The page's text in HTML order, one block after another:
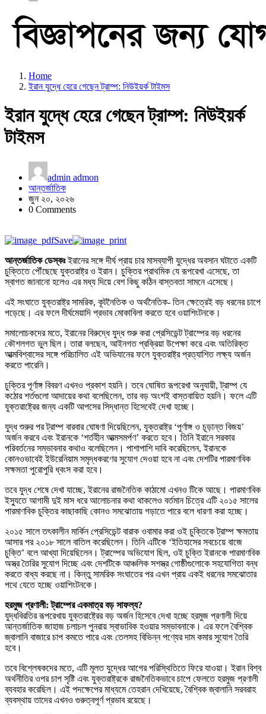
Home
ইরান যুদ্ধে হেরে গেছেন ট্রাম্প: নিউইয়র্ক টাইমস
ইরান যুদ্ধে হেরে গেছেন ট্রাম্প: নিউইয়র্ক
টাইমস
admin admon
আন্তর্জাতিক
জুন ২০, ২০২৬
0 Comments
Save
আন্তর্জাতিক ডেস্কঃইরানের সঙ্গে দীর্ঘ প্রায় চার মাসব্যাপী যুদ্ধের অবসান ঘটাতে একটি
চুক্তিতে পৌঁছেছে যুক্তরাষ্ট্র ও ইরান। চুক্তির প্রাথমিক যে রূপরেখা এসেছে, তা
স্বাগত জানানো হলেও এর মধ্য দিয়ে বেশ কিছু কঠিন বাস্তবতা সামনে এসেছে।
এই সংঘাতে যুক্তরাষ্ট্র সামরিক, কূটনৈতিক ও অর্থনৈতিক- তিন ক্ষেত্রেই বড় ধরনের চাপে
পড়েছে। এর ফলে দীর্ঘমেয়াদি প্রভাব মোকাবিলা করতে হবে ওয়াশিংটনকে।
সমালোচকদের মতে, ইরানের বিরুদ্ধে যুদ্ধ শুরু করা প্রেসিডেন্ট ট্রাম্পের বড় ধরনের
কৌশলগত ভুল ছিল। তারা বলছেন, আইনগত প্রক্রিয়া উপেক্ষা করে এবং অতিরিক্ত
আত্মবিশ্বাসের সঙ্গে পরিচালিত এই অভিযানের ফলে যুক্তরাষ্ট্র প্রত্যাশিত লক্ষ্য অর্জন
করতে পারেনি।
চুক্তির পূর্ণাঙ্গ বিবরণ এখনও প্রকাশ হয়নি। তবে ঘোষিত রূপরেখা অনুযায়ী, ট্রাম্প যে
কঠোর শর্তগুলো আদায়ের কথা বলেছিলেন, তার বড় অংশই বাস্তবায়িত হয়নি। ফলে এটি
যুক্তরাষ্ট্রের জন্য একটি আপসের সিদ্ধান্ত হিসেবেই দেখা হচ্ছে।
যুদ্ধ শুরুর পর ট্রাম্প বারবার ঘোষণা দিয়েছিলেন, যুক্তরাষ্ট্র ‘পূর্ণাঙ্গ ও চূড়ান্ত বিজয়’
অর্জন করবে এবং ইরানকে ‘শর্তহীন আত্মসমর্পণ’ করতে হবে। তিনি ইরানে সরকার
পরিবর্তনের সম্ভাবনার কথাও বলেছিলেন। পাশাপাশি দাবি করেছিলেন, ইরানকে
কোনওভাবেই ইউরেনিয়াম সমৃদ্ধকরণের সুযোগ দেওয়া হবে না এবং দেশটির পারমাণবিক
সক্ষমতা পুরোপুরি ধ্বংস করা হবে।
তবে যুদ্ধ শেষে দেখা যাচ্ছে, ইরানের রাজনৈতিক কাঠামো এখনও টিকে আছে। পারমাণবিক
ইস্যুতে আগামী দুই মাস ধরে আলোচনার কথা থাকলেও বর্তমান চিত্রে এটি ২০১৫ সালের
পারমাণবিক চুক্তির কাছাকাছি কোনও সমঝোতায় গড়াতে পারে বলে ধারণা করা হচ্ছে।
২০১৫ সালে তৎকালীন মার্কিন প্রেসিডেন্ট বারাক ওবামার করা ওই চুক্তিকে ট্রাম্প ক্ষমতায়
আসার পর ২০১৮ সালে বাতিল করেছিলেন। তিনি এটিকে ‘ইতিহাসের সবচেয়ে বাজে
চুক্তি’ বলে আখ্যা দিয়েছিলেন। ট্রাম্পের অভিযোগ ছিল, ওই চুক্তি ইরানকে পারমাণবিক
অস্ত্র তৈরির সুযোগ দিচ্ছে এবং দেশটিকে আঞ্চলিক সশস্ত্র গোষ্ঠীগুলোকে সহযোগিতা বন্ধ
করতে বাধ্য করছে না। কিন্তু সামরিক সংঘাতের পর এখন প্রায় একই ধরনের সমঝোতার
পথে যেতে হচ্ছে ওয়াশিংটনকে।
হরমুজ প্রণালী: ট্রাম্পের একমাত্র বড় সাফল্য?
যুদ্ধবিরতির রূপরেখায় যুক্তরাষ্ট্রের বড় অর্জন হিসেবে দেখা হচ্ছে হরমুজ প্রণালী দিয়ে
আন্তর্জাতিক জাহাজ চলাচল পুনরায় স্বাভাবিক হওয়ার সম্ভাবনাকে। এর ফলে বৈশ্বিক
জ্বালানি বাজারে চাপ কমতে পারে এবং তেলসহ বিভিন্ন পণ্যের দাম কমার সুযোগ তৈরি
হবে।
তবে বিশ্লেষকদের মতে, এটি মূলত যুদ্ধের আগের পরিস্থিতিতে ফিরে যাওয়া। ইরান বিশ্ব
অর্থনীতির ওপর চাপ সৃষ্টি এবং যুক্তরাষ্ট্রকে রাজনৈতিকভাবে চাপে ফেলতে হরমুজ প্রণালী
ব্যবহার করেছিল। এই পদক্ষেপের মাধ্যমে তেহরান দেখিয়েছে, বৈশ্বিক জ্বালানি সরবরাহ
ব্যবস্থায় তাদের এখনও গুরুত্বপূর্ণ প্রভাব রয়েছে।